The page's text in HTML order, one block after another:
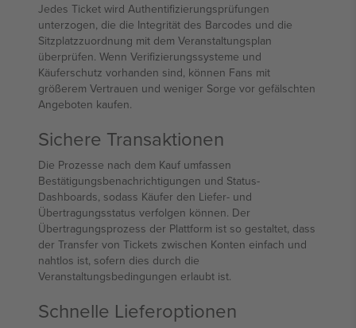
Jedes Ticket wird Authentifizierungsprüfungen
unterzogen, die die Integrität des Barcodes und die
Sitzplatzzuordnung mit dem Veranstaltungsplan
überprüfen. Wenn Verifizierungssysteme und
Käuferschutz vorhanden sind, können Fans mit
größerem Vertrauen und weniger Sorge vor gefälschten
Angeboten kaufen.
Sichere Transaktionen
Die Prozesse nach dem Kauf umfassen
Bestätigungsbenachrichtigungen und Status-
Dashboards, sodass Käufer den Liefer- und
Übertragungsstatus verfolgen können. Der
Übertragungsprozess der Plattform ist so gestaltet, dass
der Transfer von Tickets zwischen Konten einfach und
nahtlos ist, sofern dies durch die
Veranstaltungsbedingungen erlaubt ist.
Schnelle Lieferoptionen